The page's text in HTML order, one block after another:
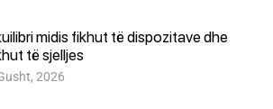
midis fikhut të dispozitave dhe
të sjelljes
2026